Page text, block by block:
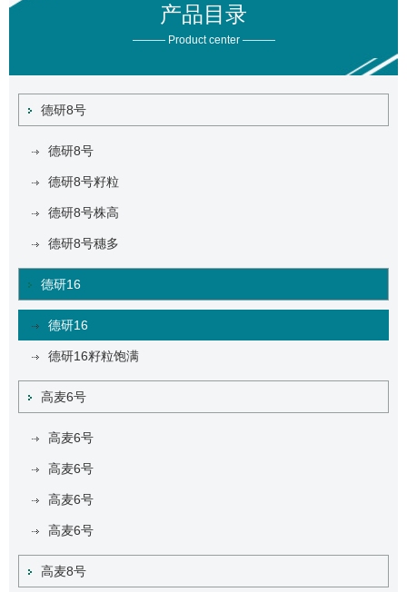
产品目录
——— Product center ———
德研8号
德研8号
德研8号籽粒
德研8号株高
德研8号穗多
德研16
德研16
德研16籽粒饱满
高麦6号
高麦6号
高麦6号
高麦6号
高麦6号
高麦8号